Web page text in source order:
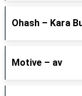
Ohash – Kara
Motive – av